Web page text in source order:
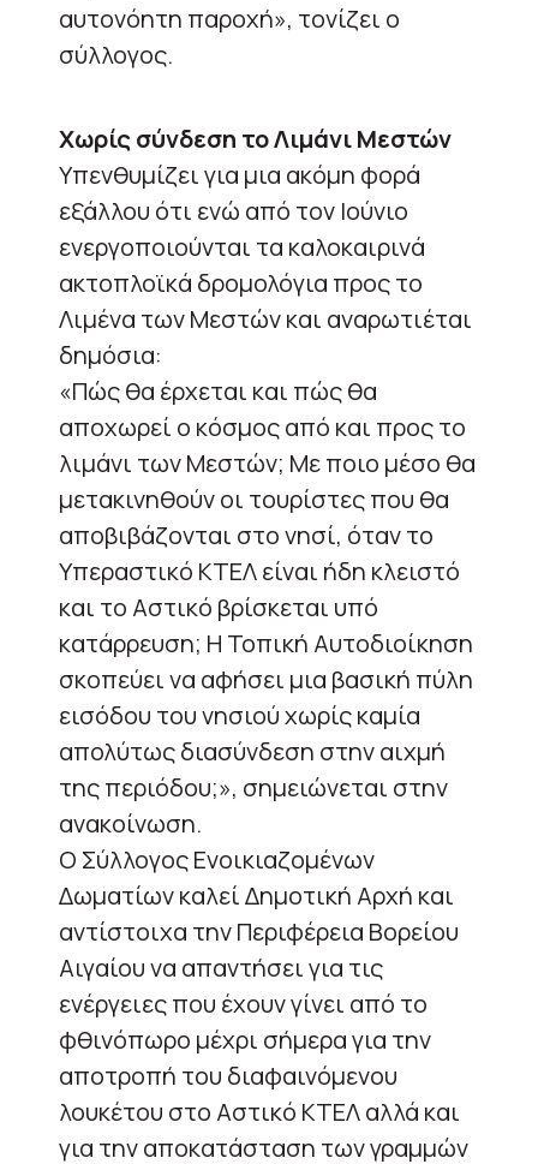
αυτονόητη παροχή», τονίζει ο
σύλλογος.
Χωρίς σύνδεση το Λιμάνι Μεστών
Υπενθυμίζει για μια ακόμη φορά
εξάλλου ότι ενώ από τον Ιούνιο
ενεργοποιούνται τα καλοκαιρινά
ακτοπλοϊκά δρομολόγια προς το
Λιμένα των Μεστών και αναρωτιέται
δημόσια:
«Πώς θα έρχεται και πώς θα
αποχωρεί ο κόσμος από και προς το
λιμάνι των Μεστών; Με ποιο μέσο θα
μετακινηθούν οι τουρίστες που θα
αποβιβάζονται στο νησί, όταν το
Υπεραστικό ΚΤΕΛ είναι ήδη κλειστό
και το Αστικό βρίσκεται υπό
κατάρρευση; Η Τοπική Αυτοδιοίκηση
σκοπεύει να αφήσει μια βασική πύλη
εισόδου του νησιού χωρίς καμία
απολύτως διασύνδεση στην αιχμή
της περιόδου;», σημειώνεται στην
ανακοίνωση.
Ο Σύλλογος Ενοικιαζομένων
Δωματίων καλεί Δημοτική Αρχή και
αντίστοιχα την Περιφέρεια Βορείου
Αιγαίου να απαντήσει για τις
ενέργειες που έχουν γίνει από το
φθινόπωρο μέχρι σήμερα για την
αποτροπή του διαφαινόμενου
λουκέτου στο Αστικό ΚΤΕΛ αλλά και
για την αποκατάσταση των γραμμών